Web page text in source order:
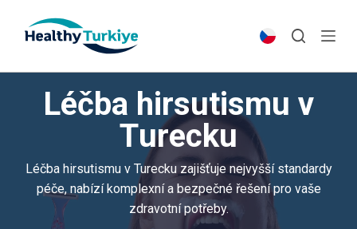
p
Léčba hirsutismu v
Turecku
Léčba hirsutismu v Turecku zajišťuje nejvyšší standardy
péče, nabízí komplexní a bezpečné řešení pro vaše
zdravotní potřeby.